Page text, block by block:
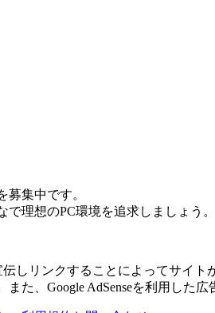
募集中です。
理想のPC環境を追求しましょう。
伝しリンクすることによってサイ
また、Google AdSenseを利用した